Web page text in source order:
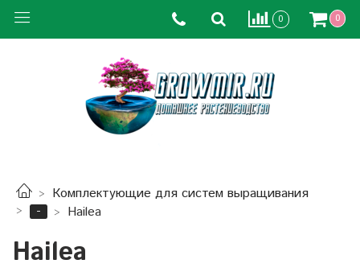
0 0
Комплектующие для систем выращивания
-
Hailea
Hailea